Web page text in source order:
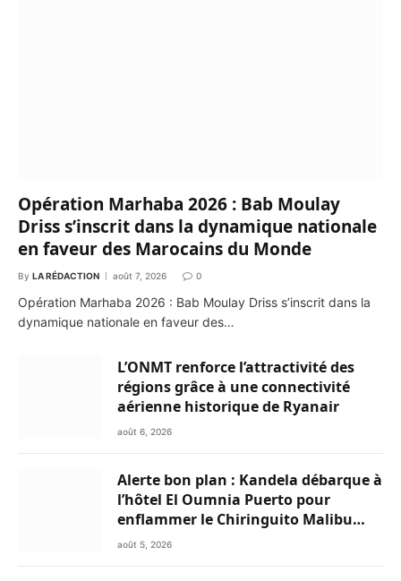
Opération Marhaba 2026 : Bab Moulay
Driss s’inscrit dans la dynamique nationale
en faveur des Marocains du Monde
By LA RÉDACTION août 7, 2026 0
Opération Marhaba 2026 : Bab Moulay Driss s’inscrit dans la
dynamique nationale en faveur des…
L’ONMT renforce l’attractivité des
régions grâce à une connectivité
aérienne historique de Ryanair
août 6, 2026
Alerte bon plan : Kandela débarque à
l’hôtel El Oumnia Puerto pour
enflammer le Chiringuito Malibu
Club
août 5, 2026